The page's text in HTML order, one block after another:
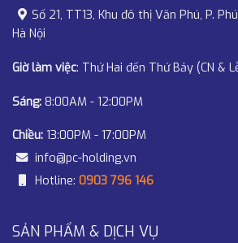
Số 21, TT13, Khu đô thị Văn Phú, P.
Hà Nội
Giờ làm việc: Thứ Hai đến Thứ Bảy (CN &
Sáng: 8:00AM - 12:00PM
Chiều: 13:00PM - 17:00PM
info@pc-holding.vn
Hotline: 0903 796 146
SẢN PHẨM & DỊCH VỤ